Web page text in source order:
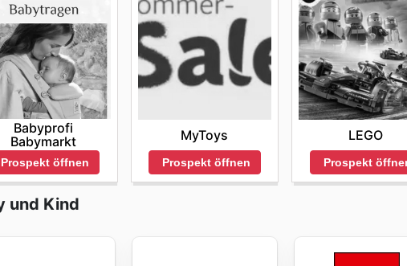
Babyprofi
Babymarkt
Prospekt öffnen
MyToys
Prospekt öffnen
LEGO
Prospekt
und Kind